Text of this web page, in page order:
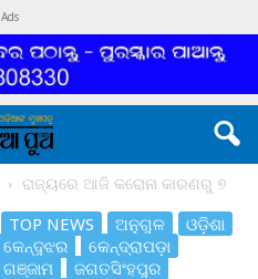
Ads
ରାଜ୍ୟରେ ଆଜି କରୋନା କାରଣରୁ ୭
TOP NEWS ଅନୁଗୁଳ
ଓଡ଼ିଶା
କେନ୍ଦୁଝର
କେନ୍ଦ୍ରାପଡ଼ା
ଗଞ୍ଜାମ
ଜଗତସିଂହପୁର